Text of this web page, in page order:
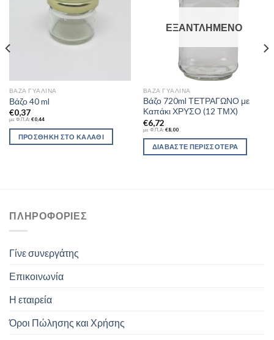
ΒΆΖΑ ΓΥΆΛΙΝΑ
Βάζο 40 ml
€0,37
με Φ.Π.Α: €0,44
ΠΡΟΣΘΉΚΗ ΣΤΟ ΚΑΛΆΘΙ
ΕΞΑΝΤΛΗΜΈΝΟ
ΒΆΖΑ ΓΥΆΛΙΝΑ
Βάζο 720ml ΤΕΤΡΑΓΩΝΟ με
Καπάκι ΧΡΥΣΟ (12 ΤΜΧ)
€6,72
με Φ.Π.Α: €8,00
ΔΙΑΒΆΣΤΕ ΠΕΡΙΣΣΌΤΕΡΑ
ΠΛΗΡΟΦΟΡΊΕΣ
Γίνε συνεργάτης
Επικοινωνία
Η εταιρεία
Όροι Πώλησης και Χρήσης